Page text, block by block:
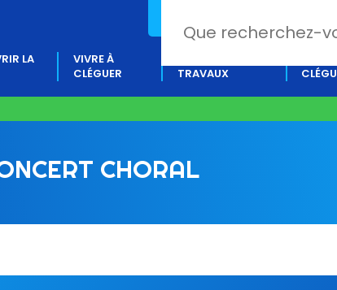
LA
VIVRE À
CLÉGUER
TRAVAUX
CHORAL